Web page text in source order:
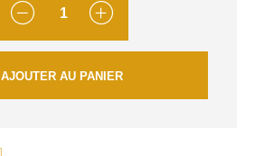
QUANTITÉ
AJOUTER AU PANIER